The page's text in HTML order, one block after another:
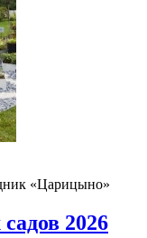
«Царицыно»
2026